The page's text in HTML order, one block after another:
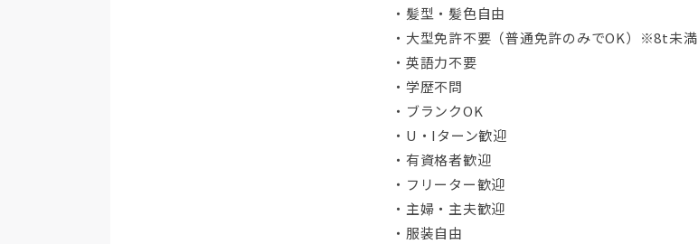
・髪型・髪色自由
・大型免許不要（普通免許のみでOK）※8t未満
・英語力不要
・学歴不問
・ブランクOK
・U・Iターン歓迎
・有資格者歓迎
・フリーター歓迎
・主婦・主夫歓迎
・服装自由